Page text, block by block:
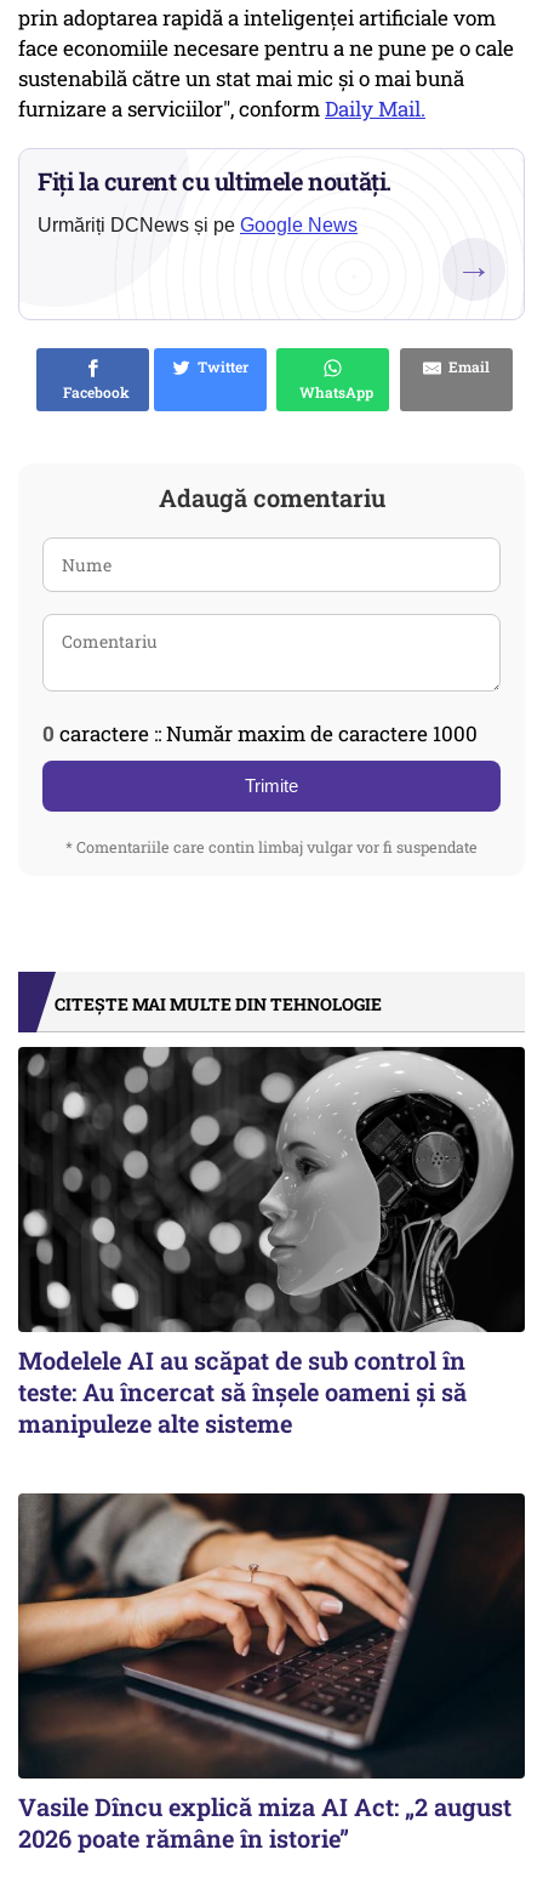
prin adoptarea rapidă a inteligenței artificiale vom
face economiile necesare pentru a ne pune pe o cale
sustenabilă către un stat mai mic și o mai bună
furnizare a serviciilor", conformDaily Mail.
Fiți la curent cu ultimele noutăți.
Urmăriți DCNews și pe Google News
→
Facebook
Twitter
WhatsApp
Email
Adaugă comentariu
0 caractere :: Număr maxim de caractere 1000
Trimite
* Comentariile care contin limbaj vulgar vor fi suspendate
CITEȘTE MAI MULTE DIN TEHNOLOGIE
Modelele AI au scăpat de sub control în
teste: Au încercat să înșele oameni și să
manipuleze alte sisteme
Vasile Dîncu explică miza AI Act: „2 august
2026 poate rămâne în istorie”